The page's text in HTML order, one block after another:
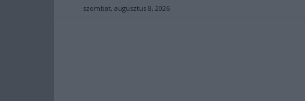
szombat, augusztus 8, 2026